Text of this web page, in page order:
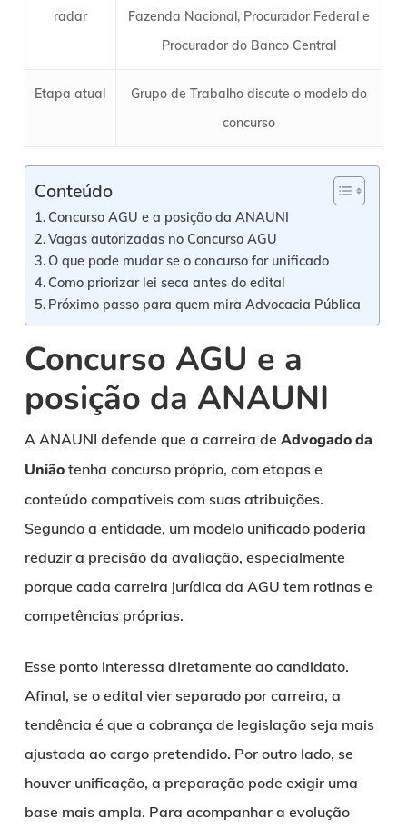
radar
Fazenda Nacional, Procurador Federal e
Procurador do Banco Central
Etapa atual
Grupo de Trabalho discute o modelo do
concurso
Conteúdo
Concurso AGU e a posição da ANAUNI
Vagas autorizadas no Concurso AGU
O que pode mudar se o concurso for unificado
Como priorizar lei seca antes do edital
Próximo passo para quem mira Advocacia Pública
Concurso AGU e a
posição da ANAUNI
A ANAUNI defende que a carreira de Advogado da
Uniãotenha concurso próprio, com etapas e
conteúdo compatíveis com suas atribuições.
Segundo a entidade, um modelo unificado poderia
reduzir a precisão da avaliação, especialmente
porque cada carreira jurídica da AGU tem rotinas e
competências próprias.
Esse ponto interessa diretamente ao candidato.
Afinal, se o edital vier separado por carreira, a
tendência é que a cobrança de legislação seja mais
ajustada ao cargo pretendido. Por outro lado, se
houver unificação, a preparação pode exigir uma
base mais ampla. Para acompanhar a evolução